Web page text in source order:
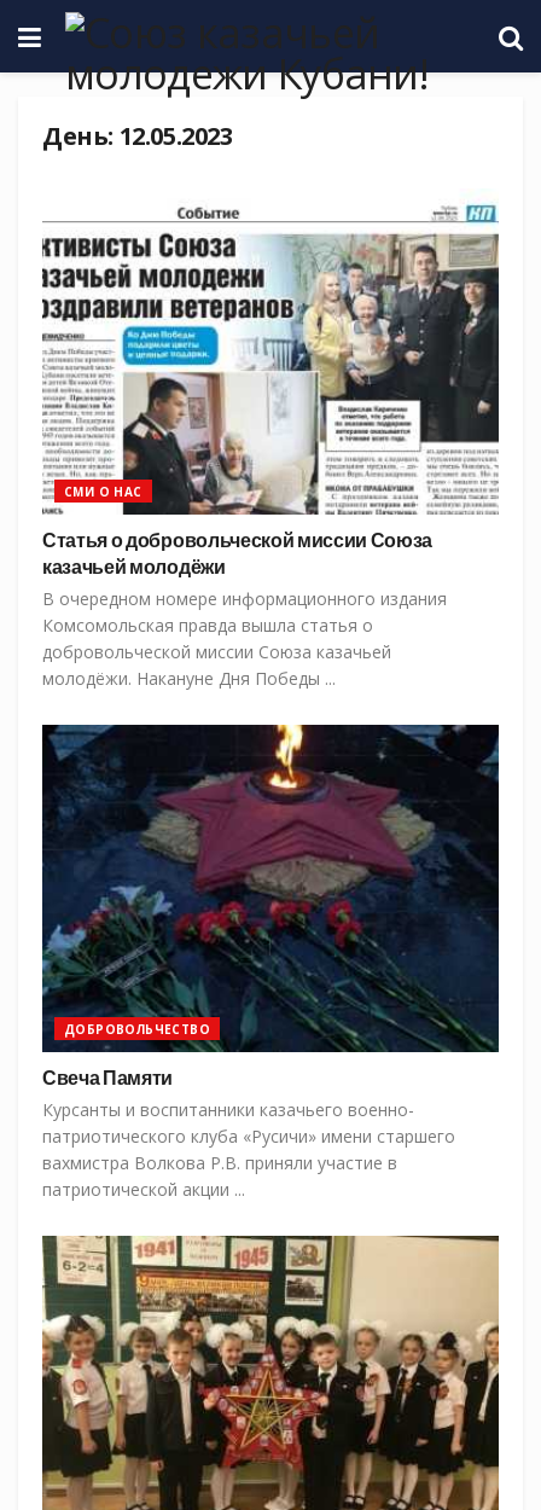
День: 12.05.2023
СМИ О НАС
Статья о добровольческой миссии Союза
казачьей молодёжи
В очередном номере информационного издания
Комсомольская правда вышла статья о
добровольческой миссии Союза казачьей
молодёжи. Накануне Дня Победы ...
ДОБРОВОЛЬЧЕСТВО
Свеча Памяти
Курсанты и воспитанники казачьего военно-
патриотического клуба «Русичи» имени старшего
вахмистра Волкова Р.В. приняли участие в
патриотической акции ...